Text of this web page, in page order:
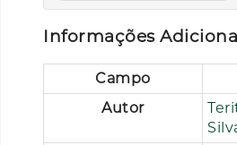
Informações
Campo
Autor